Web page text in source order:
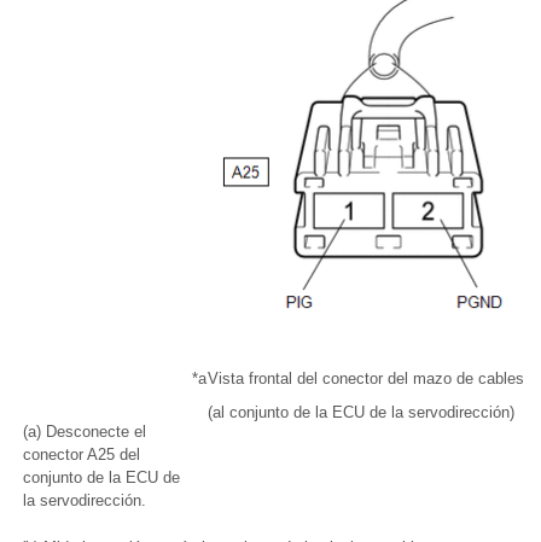
(a) Desconecte el
conector A25 del
conjunto de la ECU de
la servodirección.
*aVista frontal del conector del mazo de cables
(al conjunto de la ECU de la servodirección)